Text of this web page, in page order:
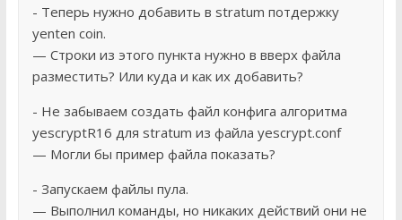
- Теперь нужно добавить в stratum потдержку
yenten coin.
— Строки из этого пункта нужно в вверх файла
разместить? Или куда и как их добавить?
- Не забываем создать файл конфига алгоритма
yescryptR16 для stratum из файла yescrypt.conf
— Могли бы пример файла показать?
- Запускаем файлы пула.
— Выполнил команды, но никаких действий они не